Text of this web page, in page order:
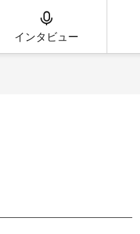
インタビュー